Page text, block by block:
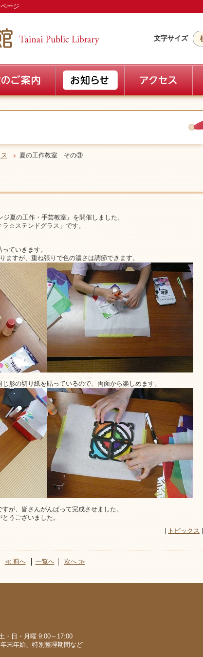
ージ
文字サイズ
夏の工作教室 その③
夏の工作・手芸教室』を開催しました。
☆ステンドグラス」です。
ていきます。
すが、重ね張りで色の濃さは調節できます。
の切り紙を貼っているので、両面から楽しめます。
が、皆さんがんばって完成させました。
うございました。
トピックス
≪ 前へ│ 一覧へ│ 次へ ≫
・日・月曜 9:00～17:00
末年始、特別整理期間など